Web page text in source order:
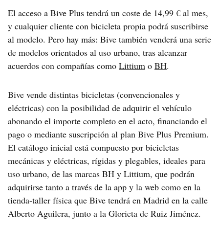
El acceso a Bive Plus tendrá un coste de 14,99 € al mes,
y cualquier cliente con bicicleta propia podrá suscribirse
al modelo. Pero hay más: Bive también venderá una serie
de modelos orientados al uso urbano, tras alcanzar
acuerdos con compañías como Littium o BH.
Bive vende distintas bicicletas (convencionales y
eléctricas) con la posibilidad de adquirir el vehículo
abonando el importe completo en el acto, financiando el
pago o mediante suscripción al plan Bive Plus Premium.
El catálogo inicial está compuesto por bicicletas
mecánicas y eléctricas, rígidas y plegables, ideales para
uso urbano, de las marcas BH y Littium, que podrán
adquirirse tanto a través de la app y la web como en la
tienda-taller física que Bive tendrá en Madrid en la calle
Alberto Aguilera, junto a la Glorieta de Ruiz Jiménez.